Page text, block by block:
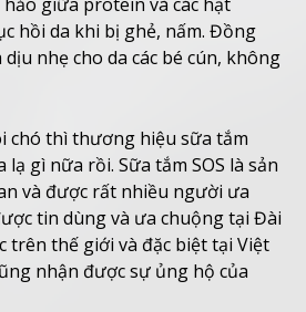
hồi da khi bị ghẻ, nấm. Đồng
nhẹ cho da các bé cún, không
chó thì thương hiệu sữa tắm
lạ gì nữa rồi. Sữa tắm SOS là sản
và được rất nhiều người ưa
tin dùng và ưa chuộng tại Đài
trên thế giới và đặc biệt tại Việt
nhận được sự ủng hộ của